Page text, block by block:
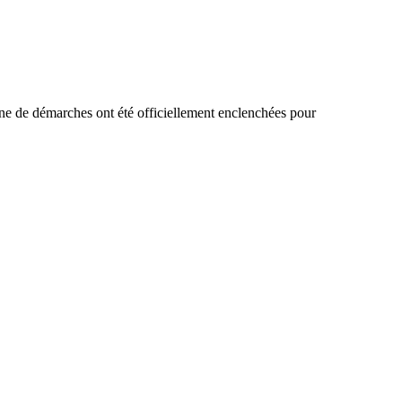
de démarches ont été officiellement enclenchées pour